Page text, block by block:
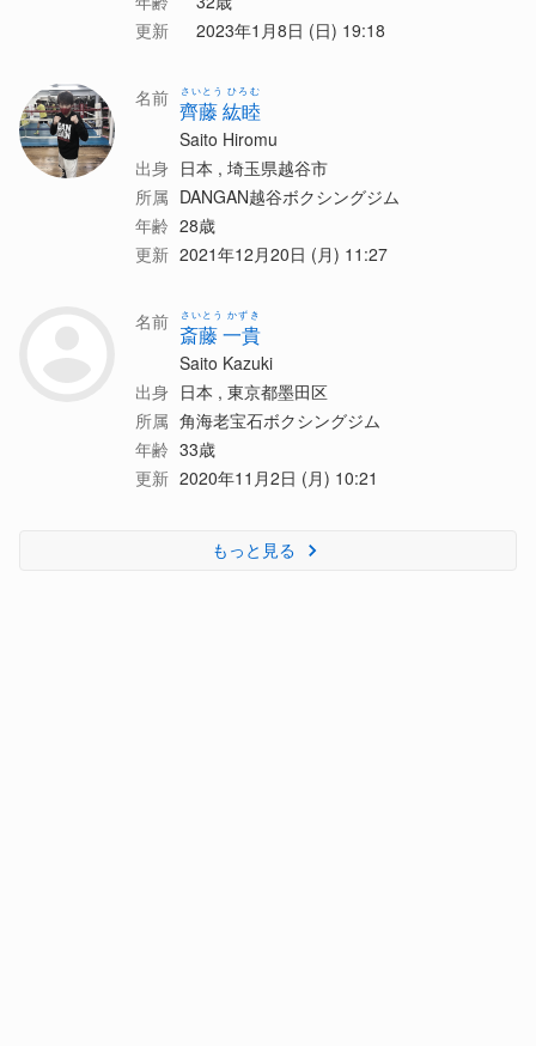
更新
2023年1月8日 (日) 19:18
名前 齊藤 紘睦
さいとう ひろむ
Saito Hiromu
出身 日本 , 埼玉県越谷市
所属 DANGAN越谷ボクシングジム
年齢 28歳
更新 2021年12月20日 (月) 11:27
名前 斎藤 一貴
さいとう かずき
Saito Kazuki
出身 日本 , 東京都墨田区
所属 角海老宝石ボクシングジム
年齢 33歳
更新 2020年11月2日 (月) 10:21
もっと見る